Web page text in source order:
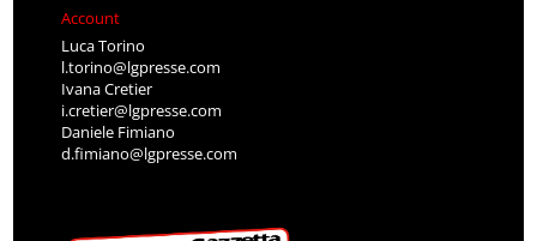
Account
Luca Torino
l.torino@lgpresse.com
Ivana Cretier
i.cretier@lgpresse.com
Daniele Fimiano
d.fimiano@lgpresse.com